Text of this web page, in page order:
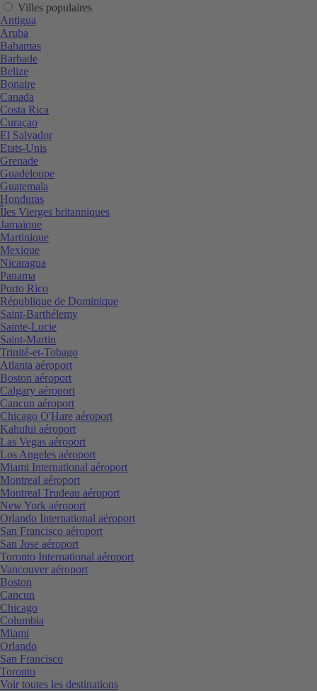
Villes populaires
Antigua
Aruba
Bahamas
Barbade
Belize
Bonaire
Canada
Costa Rica
Curaçao
El Salvador
Etats-Unis
Grenade
Guadeloupe
Guatemala
Honduras
Îles Vierges britanniques
Jamaïque
Martinique
Mexique
Nicaragua
Panama
Porto Rico
République de Dominique
Saint-Barthélemy
Sainte-Lucie
Saint-Martin
Trinité-et-Tobago
Atlanta aéroport
Boston aéroport
Calgary aéroport
Cancun aéroport
Chicago O'Hare aéroport
Kahului aéroport
Las Vegas aéroport
Los Angeles aéroport
Miami International aéroport
Montreal aéroport
Montreal Trudeau aéroport
New York aéroport
Orlando International aéroport
San Francisco aéroport
San Jose aéroport
Toronto International aéroport
Vancouver aéroport
Boston
Cancun
Chicago
Columbia
Miami
Orlando
San Francisco
Toronto
Voir toutes les destinations